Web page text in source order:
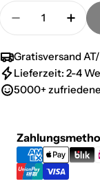
Menge
Menge für
Gratisversand
Lieferzeit: 2-4
5000+